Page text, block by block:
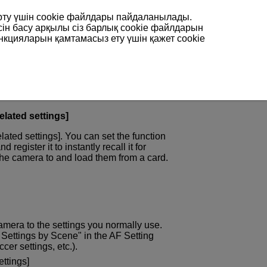
settings]
settings]. You can set the function
register it to instantly recall it for
camera to and load them from a card.
to the settings you normally use.
by Scene" in the AF Setting
settings, etc.).
үшін сookie файлдары пайдаланылады.
басу арқылы сіз барлық cookie файлдарын
қамтамасыз ету үшін қажет cookie